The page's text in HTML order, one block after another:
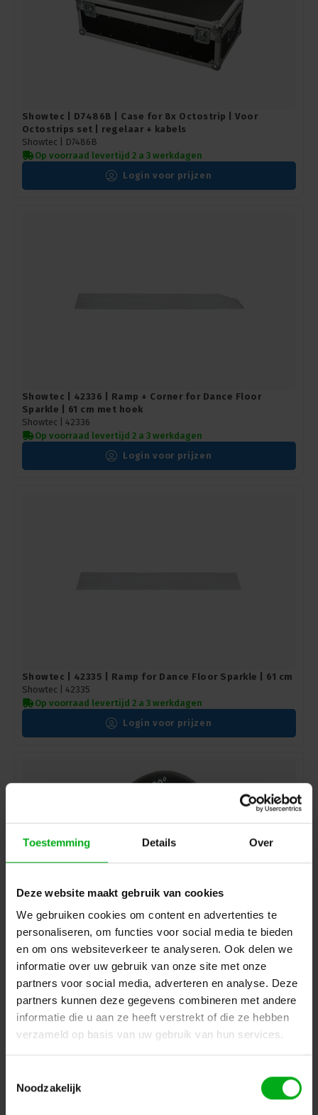
Toestemming Details Over
Deze website maakt gebruik van cookies
We gebruiken cookies om content en advertenties te
personaliseren, om functies voor social media te bieden
en om ons websiteverkeer te analyseren. Ook delen we
informatie over uw gebruik van onze site met onze
partners voor social media, adverteren en analyse. Deze
partners kunnen deze gegevens combineren met andere
informatie die u aan ze heeft verstrekt of die ze hebben
verzameld op basis van uw gebruik van hun services.
Noodzakelijk
Showtec | D7486B | Case for 8x Octostrip | Voor
Octostrips set | regelaar + kabels
Showtec |
D7486B
Op voorraad levertijd 2 a 3 werkdagen
Login voor prijzen
Showtec | 42336 | Ramp + Corner for Dance Floor
Sparkle | 61 cm met hoek
Showtec | 42336
Op voorraad levertijd 2 a 3 werkdagen
Login voor prijzen
Showtec | 42335 | Ramp for Dance Floor Sparkle | 61 cm
Showtec | 42335
Op voorraad levertijd 2 a 3 werkdagen
Login voor prijzen
Showtec | 30297 | Beam Shaper for Pinspot Bar 4 RGBW
Login voor prijzen